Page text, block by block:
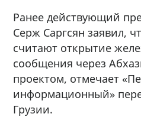
Ранее действующий
Серж Саргсян заявил,
считают открытие
сообщения через
проектом, отмечает
информационный»
Грузии.